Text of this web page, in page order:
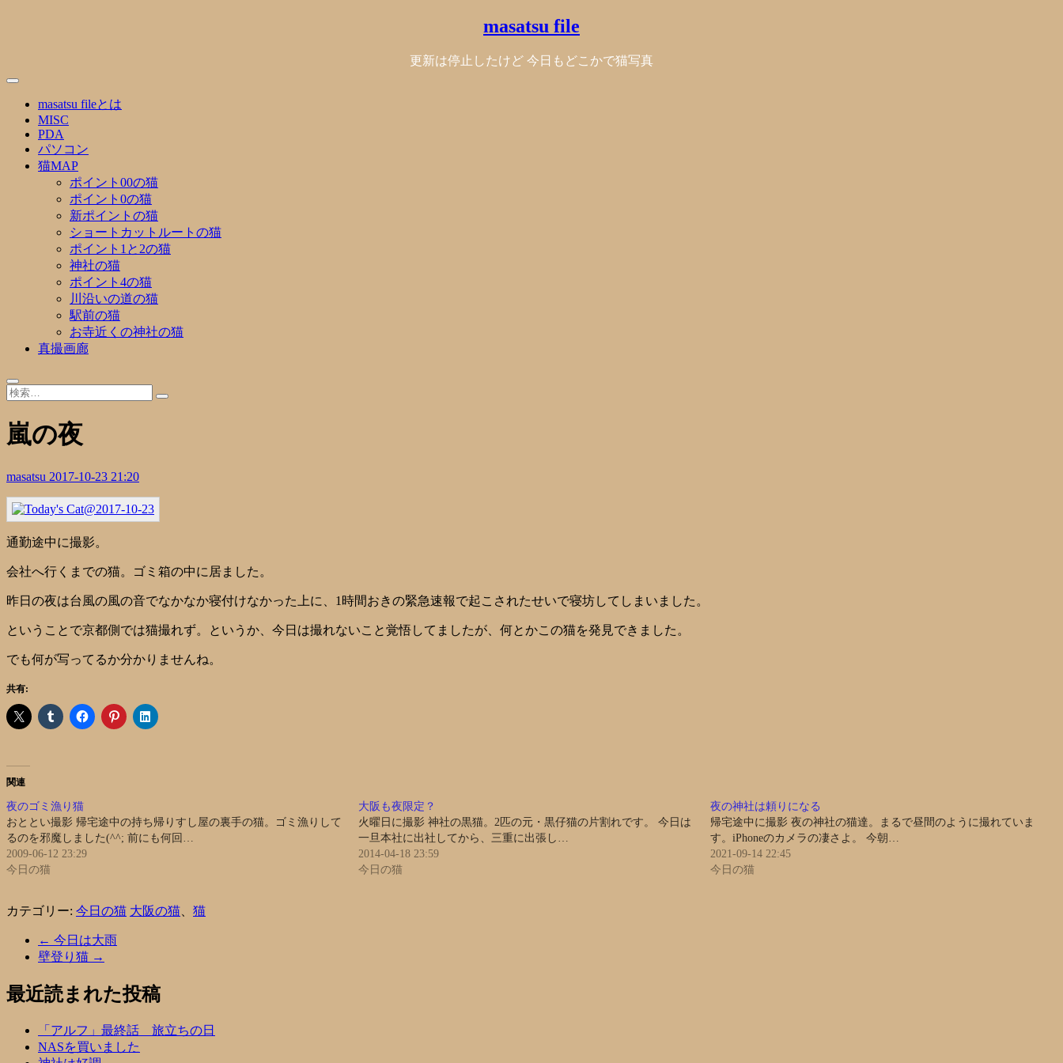
masatsu file
更新は停止したけど 今日もどこかで猫写真
masatsu fileとは
MISC
PDA
パソコン
猫MAP
ポイント00の猫
ポイント0の猫
新ポイントの猫
ショートカットルートの猫
ポイント1と2の猫
神社の猫
ポイント4の猫
川沿いの道の猫
駅前の猫
お寺近くの神社の猫
真撮画廊
嵐の夜
masatsu 2017-10-23 21:20
通勤途中に撮影。
会社へ行くまでの猫。ゴミ箱の中に居ました。
昨日の夜は台風の風の音でなかなか寝付けなかった上に、1時間おきの緊急速報で起こされたせいで寝坊してしまいました。
ということで京都側では猫撮れず。というか、今日は撮れないこと覚悟してましたが、何とかこの猫を発見できました。
でも何が写ってるか分かりませんね。
共有:
関連
夜のゴミ漁り猫
おととい撮影 帰宅途中の持ち帰りすし屋の裏手の猫。ゴミ漁りして
るのを邪魔しました(^^; 前にも何回…
2009-06-12 23:29
今日の猫
大阪も夜限定？
火曜日に撮影 神社の黒猫。2匹の元・黒仔猫の片割れです。 今日は
一旦本社に出社してから、三重に出張し…
2014-04-18 23:59
今日の猫
夜の神社は頼りになる
帰宅途中に撮影 夜の神社の猫達。まるで昼間のように撮れていま
す。iPhoneのカメラの凄さよ。 今朝…
2021-09-14 22:45
今日の猫
カテゴリー: 今日の猫 大阪の猫 猫
← 今日は大雨
壁登り猫 →
最近読まれた投稿
「アルフ」最終話 旅立ちの日
NASを買いました